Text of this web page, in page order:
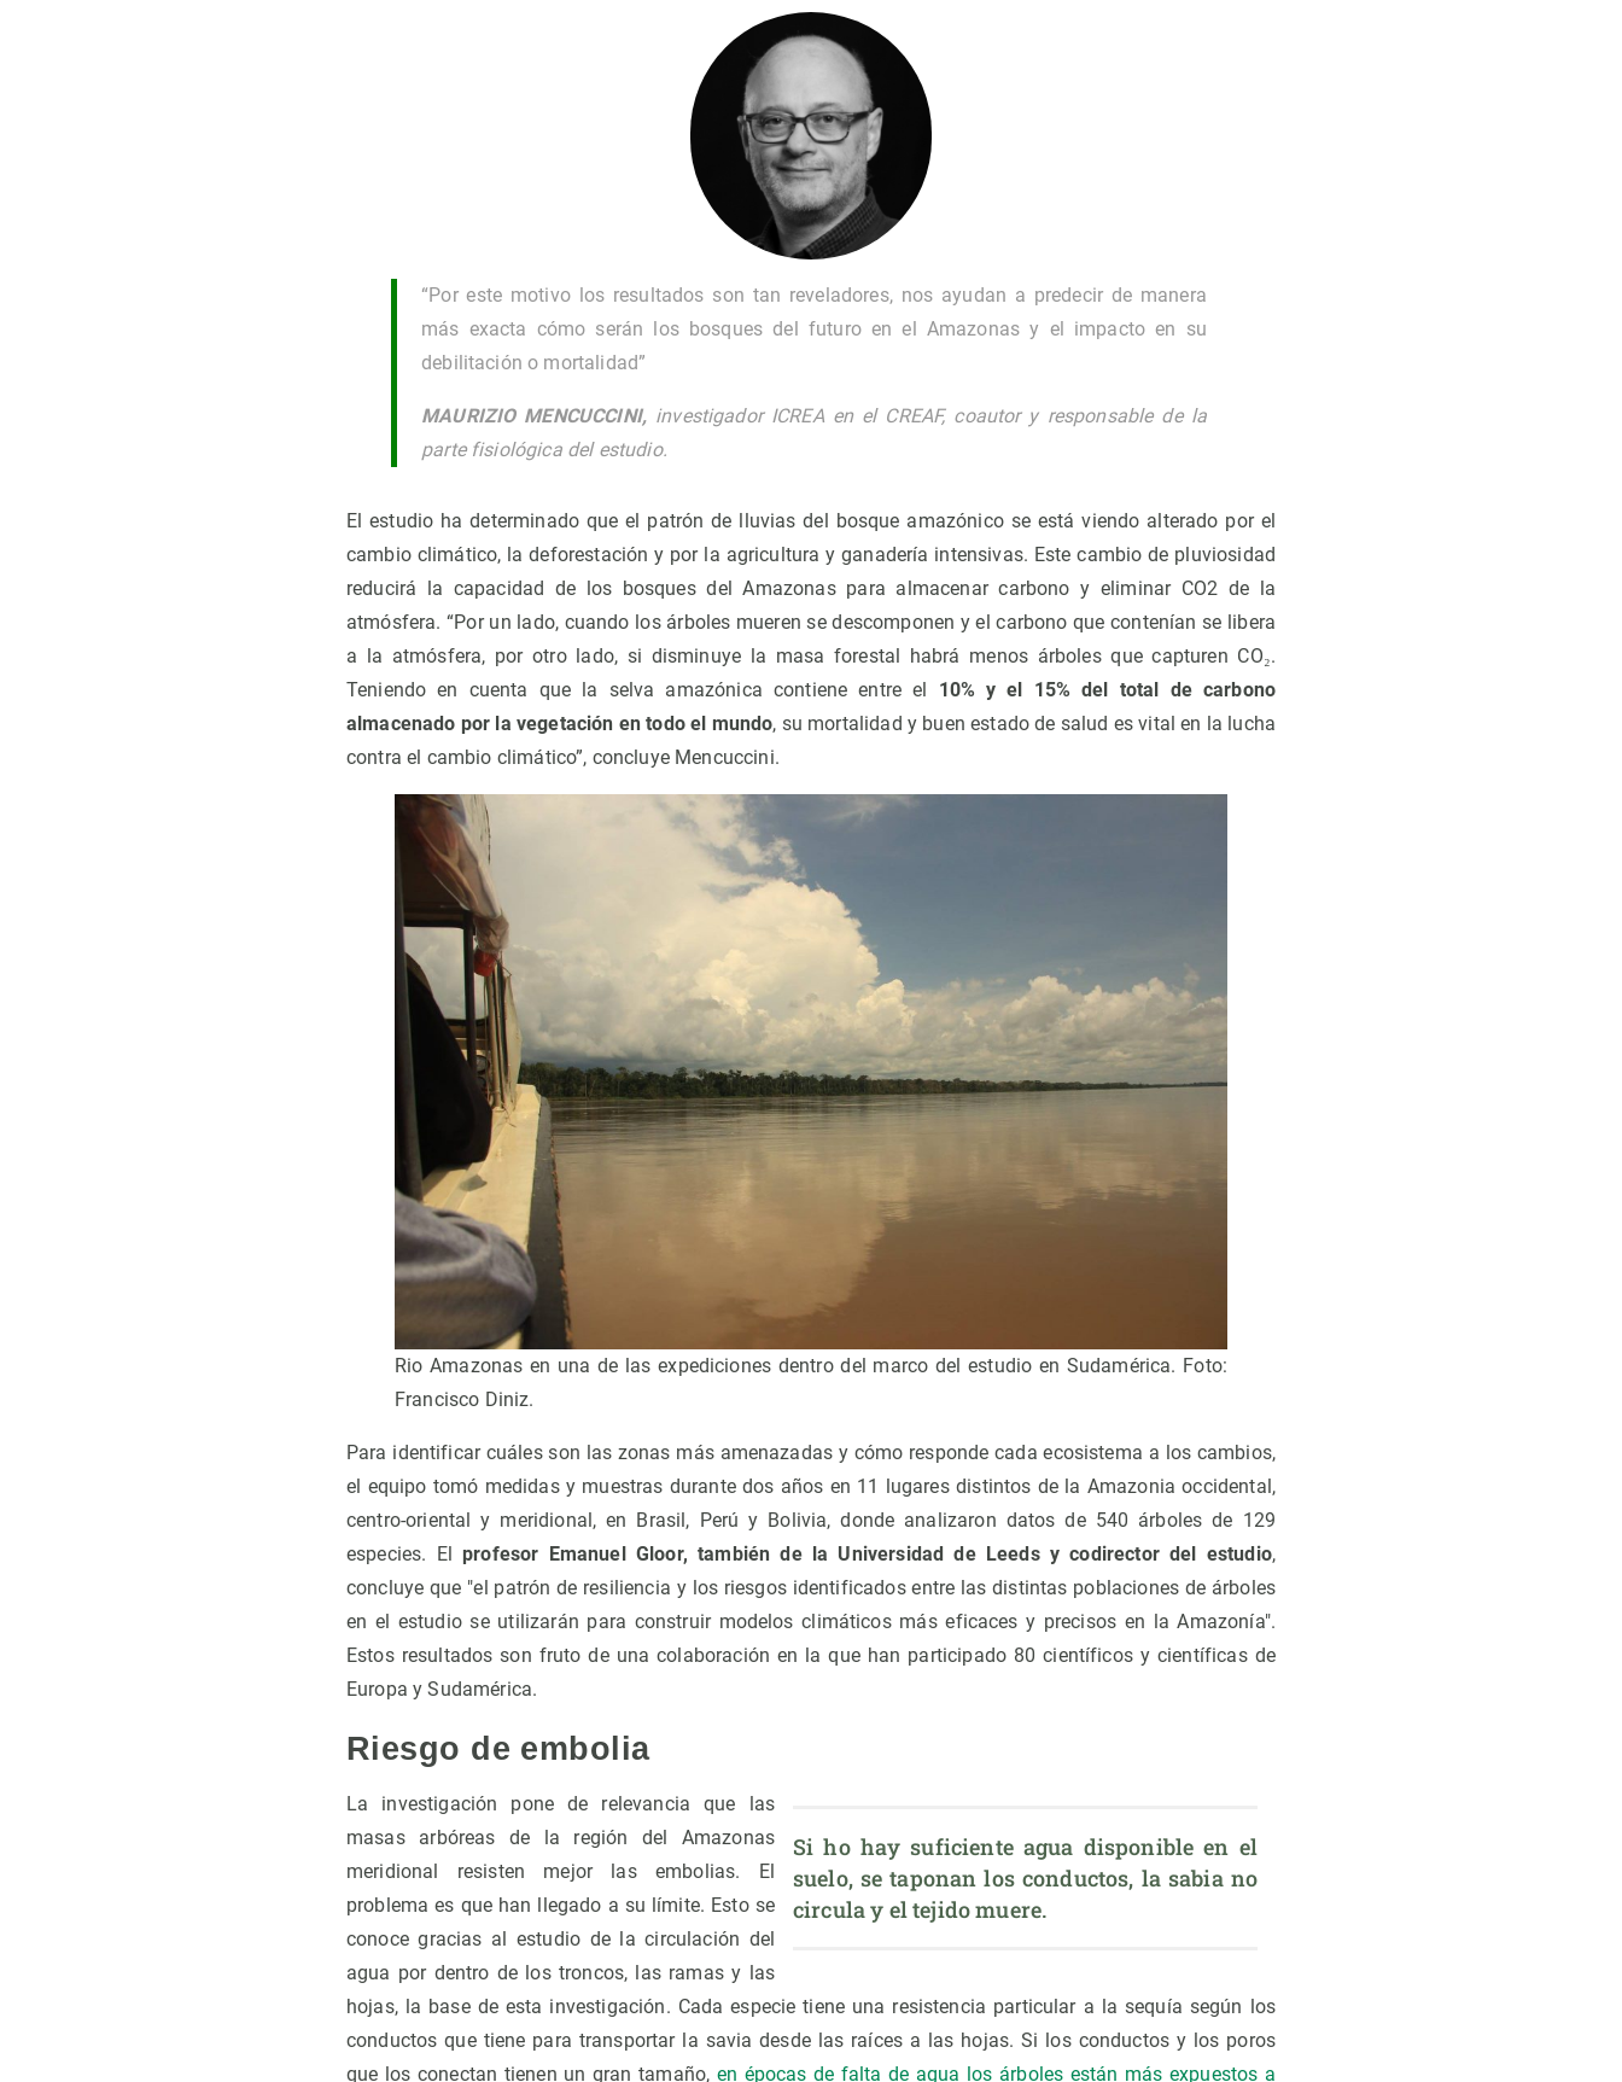
“Por este motivo los resultados son tan reveladores, nos ayudan a predecir de manera
más exacta cómo serán los bosques del futuro en el Amazonas y el impacto en su
debilitación o mortalidad”
MAURIZIO MENCUCCINI, investigador ICREA en el CREAF, coautor y responsable de la
parte fisiológica del estudio.
El estudio ha determinado que el patrón de lluvias del bosque amazónico se está viendo alterado por el
cambio climático, la deforestación y por la agricultura y ganadería intensivas. Este cambio de pluviosidad
reducirá la capacidad de los bosques del Amazonas para almacenar carbono y eliminar CO2 de la
atmósfera. “Por un lado, cuando los árboles mueren se descomponen y el carbono que contenían se libera
a la atmósfera, por otro lado, si disminuye la masa forestal habrá menos árboles que capturen CO₂.
Teniendo en cuenta que la selva amazónica contiene entre el 10% y el 15% del total de carbono
almacenado por la vegetación en todo el mundo, su mortalidad y buen estado de salud es vital en la lucha
contra el cambio climático”, concluye Mencuccini.
Rio Amazonas en una de las expediciones dentro del marco del estudio en Sudamérica. Foto:
Francisco Diniz.
Para identificar cuáles son las zonas más amenazadas y cómo responde cada ecosistema a los cambios,
el equipo tomó medidas y muestras durante dos años en 11 lugares distintos de la Amazonia occidental,
centro-oriental y meridional, en Brasil, Perú y Bolivia, donde analizaron datos de 540 árboles de 129
especies. Elprofesor Emanuel Gloor, también de la Universidad de Leeds y codirector del estudio,
concluye que "el patrón de resiliencia y los riesgos identificados entre las distintas poblaciones de árboles
en el estudio se utilizarán para construir modelos climáticos más eficaces y precisos en la Amazonía".
Estos resultados son fruto de una colaboración en la que han participado 80 científicos y científicas de
Europa y Sudamérica.
Riesgo de embolia
Si ho hay suficiente agua disponible en el
suelo, se taponan los conductos, la sabia no
circula y el tejido muere.
La investigación pone de relevancia que las
masas arbóreas de la región del Amazonas
meridional resisten mejor las embolias. El
problema es que han llegado a su límite. Esto se
conoce gracias al estudio de la circulación del
agua por dentro de los troncos, las ramas y las
hojas, la base de esta investigación. Cada especie tiene una resistencia particular a la sequía según los
conductos que tiene para transportar la savia desde las raíces a las hojas. Si los conductos y los poros
que los conectan tienen un gran tamaño, en épocas de falta de agua los árboles están más expuestos a